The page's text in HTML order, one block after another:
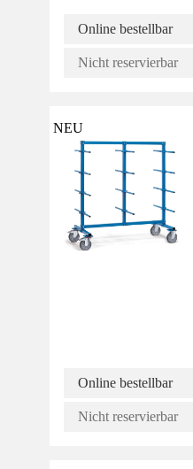
Online bestellbar
Nicht reservierbar
NEU
Online bestellbar
Nicht reservierbar